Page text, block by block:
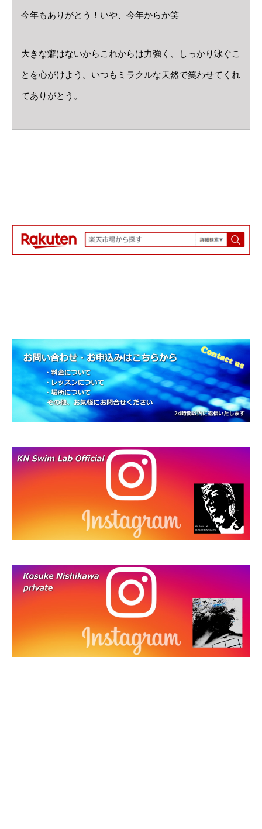
今年もありがとう！いや、今年からか笑
大きな癖はないからこれからは力強く、しっかり泳ぐこ
とを心がけよう。いつもミラクルな天然で笑わせてくれ
てありがとう。